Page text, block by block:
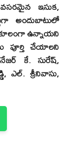
ఇసుక,
అందుబాటులో
ఉన్నాయని
పూర్తి చేయాలని
కే. సురేష్,
ఎల్. శ్రీనివాసు,